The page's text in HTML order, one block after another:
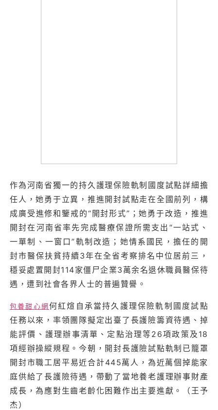
作為河南省獨一的持久護理保險軌制國度試點詳細擔
任人，她勇于立異，推進開封試點走在全國前列，構
成廣受進修和鑒戒的“開封形式”；她勇于改造，推進
開封在河南省率先完成醫療保證所需支出“一站式、
一單制、一窗口”軌制改造；她情系國民，擔任的開
封市醫保扶貧持續3年在全省考察排名中位居前三，
穩妥處置開封114家僵尸企業3萬余名退休職員醫保待
遇，遭到社會各界人士的普遍贊譽。
包養甜心網何紅煊自承當持久護理保險軌制國度試點
任務以來，率領團隊擬定出臺了長護險籌資待遇、掉
能評價、護理辦事清單、定點治理等26項政策及18
項經辦操縱規程。今朝，開封長護險試點軌制已籠罩
開封市職工居平易近合計445萬人，為近萬個掉能家
庭供給了長護險待遇，帶動了當地養老護理辦事財產
成長，為應對生齒老齡化困難作出主要進獻。（王予
杰）